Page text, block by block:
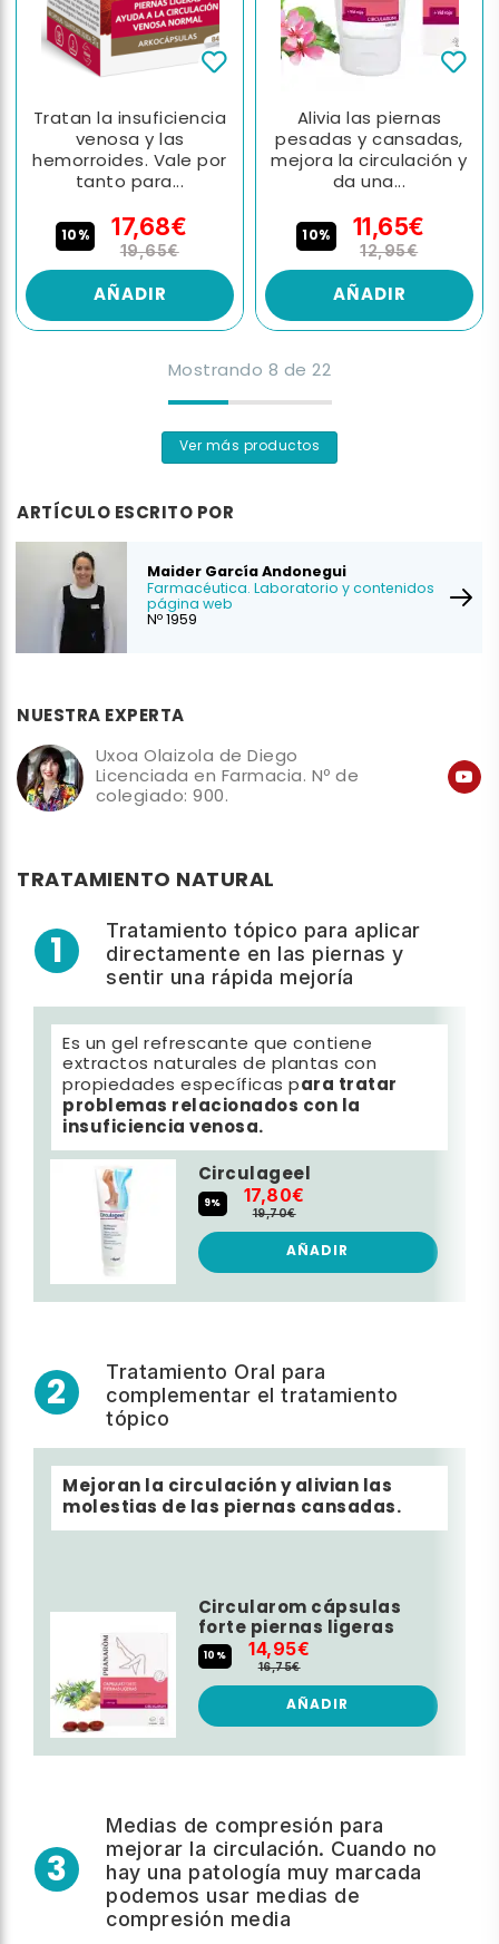
Tratan la insuficiencia
venosa y las
hemorroides. Vale por
tanto para...
10% 17,68€
19,65€
AÑADIR
Alivia las piernas
pesadas y cansadas,
mejora la circulación y
da una...
10% 11,65€
12,95€
AÑADIR
Mostrando 8 de22
Ver más productos
ARTÍCULO ESCRITO POR
Maider García Andonegui
Farmacéutica. Laboratorio y contenidos
página web
Nº 1959
NUESTRA EXPERTA
Uxoa Olaizola de Diego
Licenciada en Farmacia. Nº de
colegiado: 900.
TRATAMIENTO NATURAL
1
Tratamiento tópico para aplicar
directamente en las piernas y
sentir una rápida mejoría
Es un gel refrescante que contiene
extractos naturales de plantas con
propiedades específicas para tratar
problemas relacionados con la
insuficiencia venosa.
Circulageel
9% 17,80€
19,70€
AÑADIR
2
Tratamiento Oral para
complementar el tratamiento
tópico
Mejoran la circulación y alivian las
molestias de las piernas cansadas.
Circularom cápsulas
forte piernas ligeras
10% 14,95€
16,75€
AÑADIR
3
Medias de compresión para
mejorar la circulación. Cuando no
hay una patología muy marcada
podemos usar medias de
compresión media